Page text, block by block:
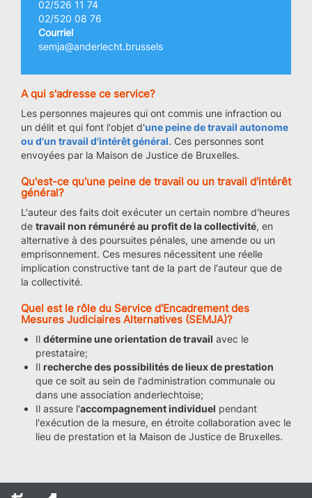
02/526 11 74
02/520 08 76
Courriel
semja@anderlecht.brussels
A qui s'adresse ce service?
Les personnes majeures qui ont commis une infraction ou
un délit et qui font l'objet d'une peine de travail autonome
ou d'un travail d'intérêt général. Ces personnes sont
envoyées par la Maison de Justice de Bruxelles.
Qu'est-ce qu'une peine de travail ou un travail d'intérêt
général?
L'auteur des faits doit exécuter un certain nombre d'heures
de travail non rémunéré au profit de la collectivité, en
alternative à des poursuites pénales, une amende ou un
emprisonnement. Ces mesures nécessitent une réelle
implication constructive tant de la part de l'auteur que de
la collectivité.
Quel est le rôle du Service d'Encadrement des
Mesures Judiciaires Alternatives (SEMJA)?
Il détermine une orientation de travail avec le
prestataire;
Il recherche des possibilités de lieux de prestation
que ce soit au sein de l'administration communale ou
dans une association anderlechtoise;
Il assure l'accompagnement individuel pendant
l'exécution de la mesure, en étroite collaboration avec le
lieu de prestation et la Maison de Justice de Bruxelles.